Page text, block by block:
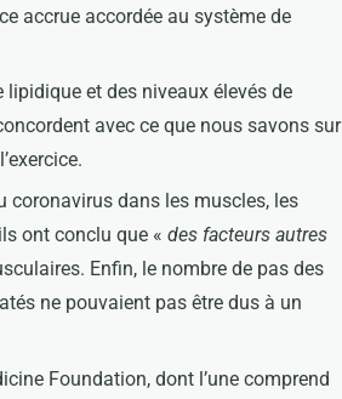
accrue accordée au système de
lipidique et des niveaux élevés de
avec ce que nous savons sur
coronavirus dans les muscles, les
ont conclu que « des facteurs autres
Enfin, le nombre de pas des
ne pouvaient pas être dus à un
Foundation, dont l’une comprend